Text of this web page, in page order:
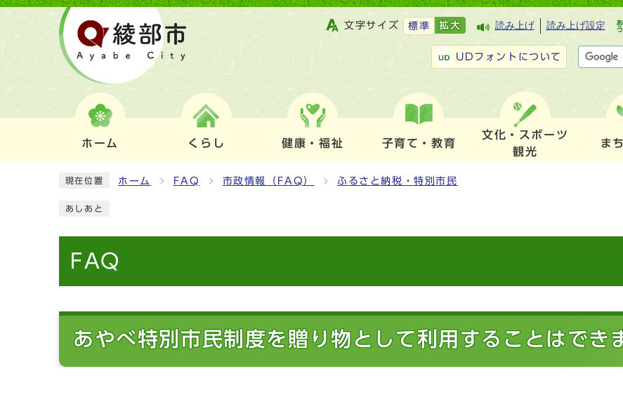
文字サイズ 標準 拡大 読み上げ 読み上げ設定
UDフォントについて
ホーム くらし 健康・福祉 子育て・教育
文化・スポーツ
観光
ま
現在位置 ホーム FAQ 市政情報（FAQ） ふるさと納税・特別市民
あしあと
FAQ
あやべ特別市民制度を贈り物として利用することはでき